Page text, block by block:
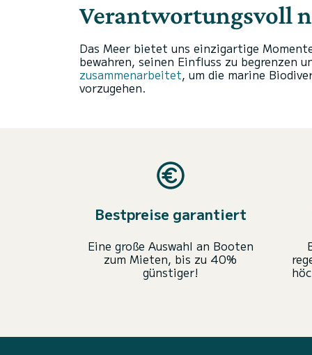
Verantwortungsvoll
Das Meer bietet uns einzigartige
bewahren, seinen Einfluss zu begrenzen
zusammenarbeitet, um die marine
vorzugehen.
Bestpreise garantiert
Eine große Auswahl an Booten
zum Mieten, bis zu 40%
günstiger!